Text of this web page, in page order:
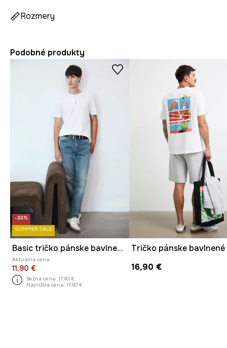
Rozmery
Podobné produkty
-33%
SUMMER SALE
Basic tričko pánske bavlnené s elastanom
Aktuálna cena:
11,90 €
Bežná cena: 17,90 €
Najnižšia cena: 17,90 €
16,90 €